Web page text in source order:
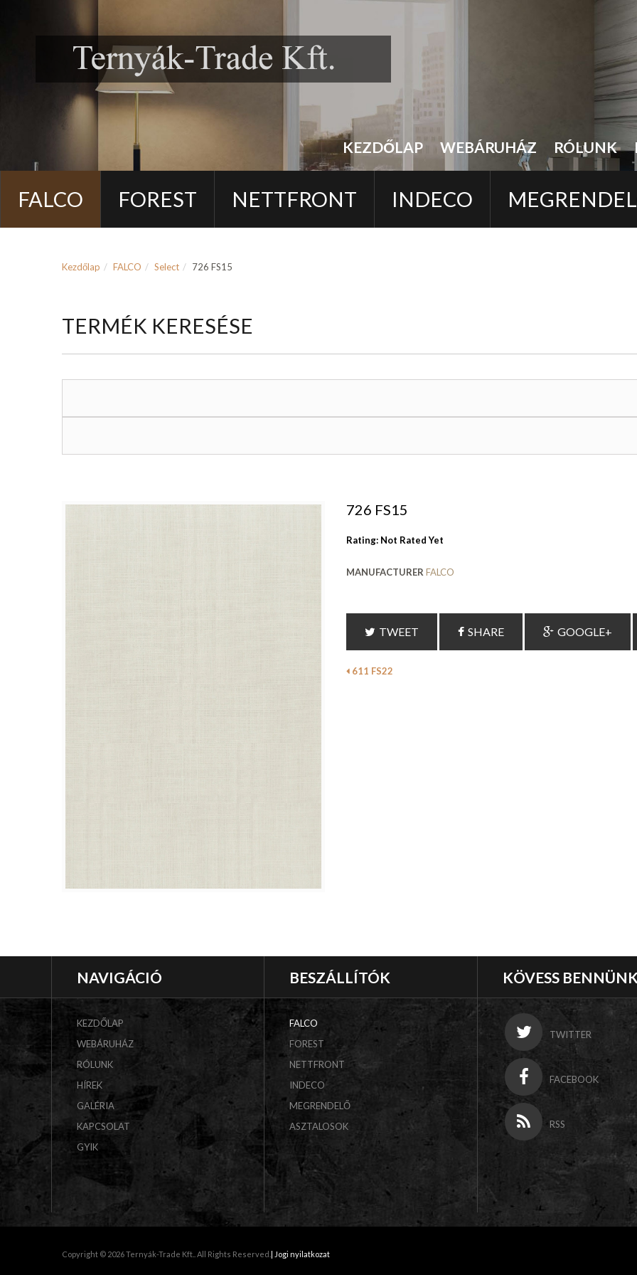
KEZDŐLAP WEBÁRUHÁZ RÓLUNK
FALCO FOREST NETTFRONT INDECO
Kezdőlap FALCO Select 726 FS15
TERMÉK KERESÉSE
726 FS15
Rating: Not Rated Yet
MANUFACTURER FALCO
TWEET SHARE GOOGLE+
611 FS22
NAVIGÁCIÓ
KEZDŐLAP
WEBÁRUHÁZ
RÓLUNK
HÍREK
GALÉRIA
KAPCSOLAT
GYIK
BESZÁLLÍTÓK
FALCO
FOREST
NETTFRONT
INDECO
MEGRENDELŐ
ASZTALOSOK
KÖVESS
TWITTER
FACEBOOK
RSS
Copyright © 2026 Ternyák-Trade Kft.. All Rights Reserved. | Jogi nyilatkozat